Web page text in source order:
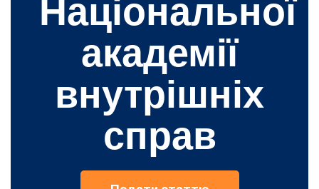
Національної
академії
внутрішніх
справ